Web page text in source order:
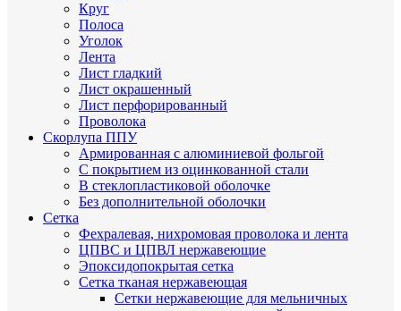
Круг
Полоса
Уголок
Лента
Лист гладкий
Лист окрашенный
Лист перфорированный
Проволока
Скорлупа ППУ
Армированная с алюминиевой фольгой
C покрытием из оцинкованной стали
В стеклопластиковой оболочке
Без дополнительной оболочки
Сетка
Фехралевая, нихромовая проволока и лента
ЦПВС и ЦПВЛ нержавеющие
Эпоксидопокрытая сетка
Сетка тканая нержавеющая
Сетки нержавеющие для мельничных